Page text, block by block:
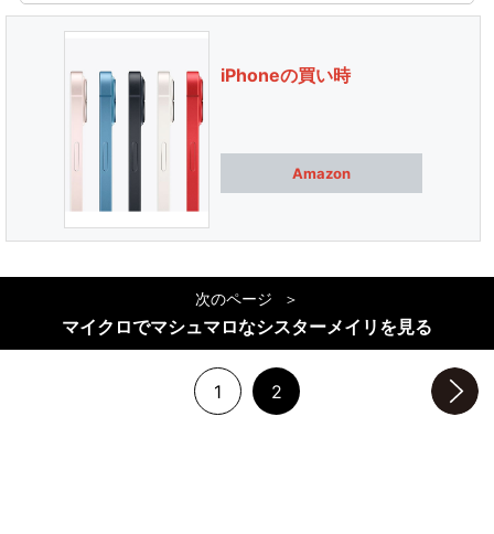
iPhoneの買い時
Amazon
次のページ
マイクロでマシュマロなシスターメイリを見る
1 2